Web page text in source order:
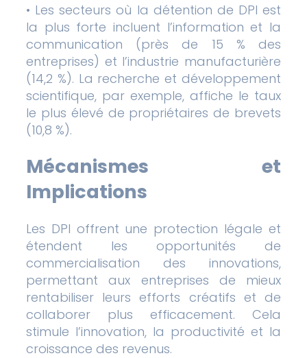
• Les secteurs où la détention de DPI est
la plus forte incluent l’information et la
communication (près de 15 % des
entreprises) et l’industrie manufacturière
(14,2 %). La recherche et développement
scientifique, par exemple, affiche le taux
le plus élevé de propriétaires de brevets
(10,8 %).
Mécanismes et
Implications
Les DPI offrent une protection légale et
étendent les opportunités de
commercialisation des innovations,
permettant aux entreprises de mieux
rentabiliser leurs efforts créatifs et de
collaborer plus efficacement. Cela
stimule l’innovation, la productivité et la
croissance des revenus.